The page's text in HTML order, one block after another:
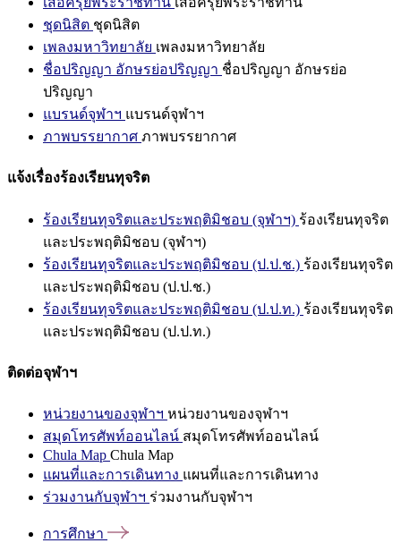
ชุดนิสิต ชุดนิสิต
เพลงมหาวิทยาลัย เพลงมหาวิทยาลัย
ชื่อปริญญา อักษรย่อปริญญา ชื่อปริญญา อักษรย่อ
ปริญญา
แบรนด์จุฬาฯ แบรนด์จุฬาฯ
ภาพบรรยากาศ ภาพบรรยากาศ
แจ้งเรื่องร้องเรียนทุจริต
ร้องเรียนทุจริตและประพฤติมิชอบ (จุฬาฯ) ร้องเรียนทุจริต
และประพฤติมิชอบ (จุฬาฯ)
ร้องเรียนทุจริตและประพฤติมิชอบ (ป.ป.ช.) ร้องเรียนทุจริต
และประพฤติมิชอบ (ป.ป.ช.)
ร้องเรียนทุจริตและประพฤติมิชอบ (ป.ป.ท.) ร้องเรียนทุจริต
และประพฤติมิชอบ (ป.ป.ท.)
ติดต่อจุฬาฯ
หน่วยงานของจุฬาฯ หน่วยงานของจุฬาฯ
สมุดโทรศัพท์ออนไลน์ สมุดโทรศัพท์ออนไลน์
Chula Map Chula Map
แผนที่และการเดินทาง แผนที่และการเดินทาง
ร่วมงานกับจุฬาฯ ร่วมงานกับจุฬาฯ
การศึกษา